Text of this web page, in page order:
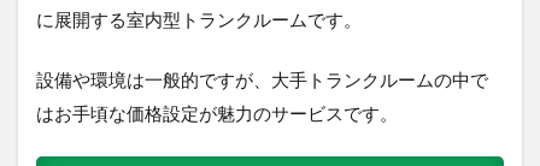
に展開する室内型トランクルームです。
設備や環境は一般的ですが、大手トランクルームの中で
はお手頃な価格設定が魅力のサービスです。